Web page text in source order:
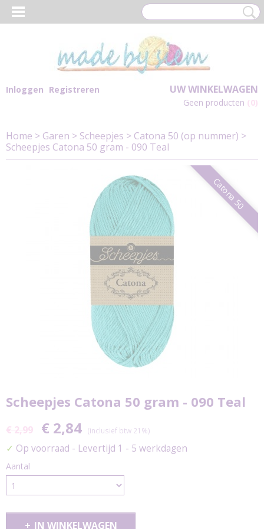
Inloggen Registreren UW WINKELWAGEN
Geen producten (0)
Home > Garen > Scheepjes > Catona 50 (op nummer) >
Scheepjes Catona 50 gram - 090 Teal
Catona 50
Scheepjes Catona 50 gram - 090 Teal
€ 2,99 € 2,84 (inclusief btw 21%)
✓ Op voorraad - Levertijd 1 - 5 werkdagen
Aantal
IN WINKELWAGEN